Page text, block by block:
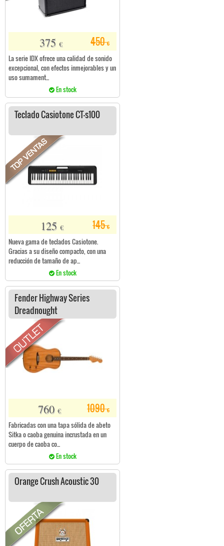
450€
375 €
La serie IDX ofrece una calidad de sonido
excepcional, con efectos inmejorables y un
uso sumament...
En stock
Teclado Casiotone CT-s100
145€
125 €
Nueva gama de teclados Casiotone.
Gracias a su diseño compacto, con una
reducción de tamaño de ap...
En stock
Fender Highway Series
Dreadnought
1090€
760 €
Fabricadas con una tapa sólida de abeto
Sitka o caoba genuina incrustada en un
cuerpo de caoba co...
En stock
Orange Crush Acoustic 30